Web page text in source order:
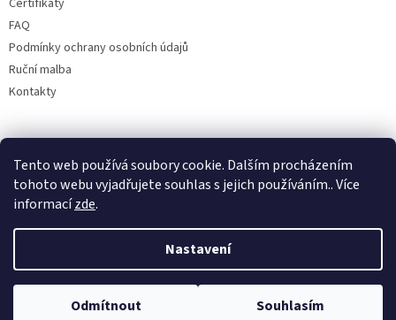
Tento web používá soubory cookie. Dalším procházením
tohoto webu vyjadřujete souhlas s jejich používáním.. Více
informacízde.
Nastavení
Odmítnout Souhlasím
Certifikáty
FAQ
Podmínky ochrany osobních údajů
Ruční malba
Kontakty
Facebook
Copyright 2026Bohemia porcelán 1987 . Všechna práva vyhrazena.